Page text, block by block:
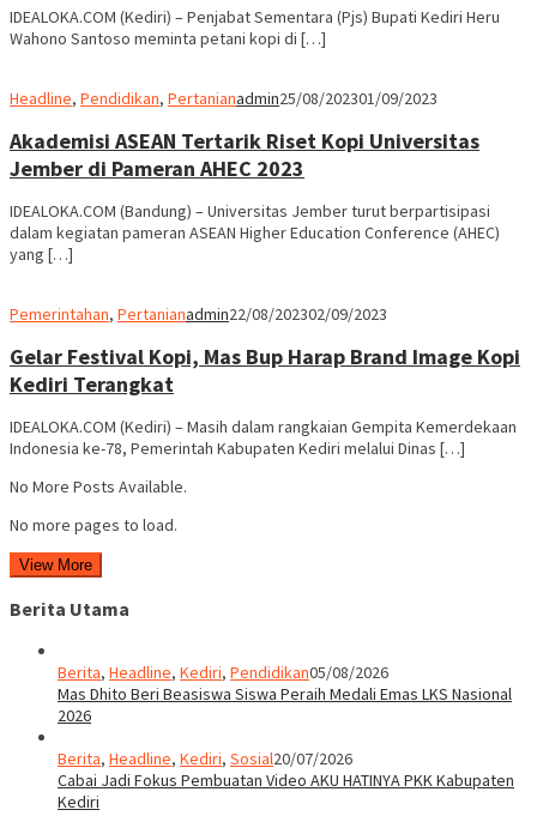
IDEALOKA.COM (Kediri) – Penjabat Sementara (Pjs) Bupati Kediri Heru
Wahono Santoso meminta petani kopi di […]
Headline, Pendidikan, Pertanianadmin25/08/202301/09/2023
Akademisi ASEAN Tertarik Riset Kopi Universitas
Jember di Pameran AHEC 2023
IDEALOKA.COM (Bandung) – Universitas Jember turut berpartisipasi
dalam kegiatan pameran ASEAN Higher Education Conference (AHEC)
yang […]
Pemerintahan, Pertanianadmin22/08/202302/09/2023
Gelar Festival Kopi, Mas Bup Harap Brand Image Kopi
Kediri Terangkat
IDEALOKA.COM (Kediri) – Masih dalam rangkaian Gempita Kemerdekaan
Indonesia ke-78, Pemerintah Kabupaten Kediri melalui Dinas […]
No More Posts Available.
No more pages to load.
View More
Berita Utama
Berita, Headline, Kediri, Pendidikan05/08/2026
Mas Dhito Beri Beasiswa Siswa Peraih Medali Emas LKS Nasional
2026
Berita, Headline, Kediri, Sosial20/07/2026
Cabai Jadi Fokus Pembuatan Video AKU HATINYA PKK Kabupaten
Kediri